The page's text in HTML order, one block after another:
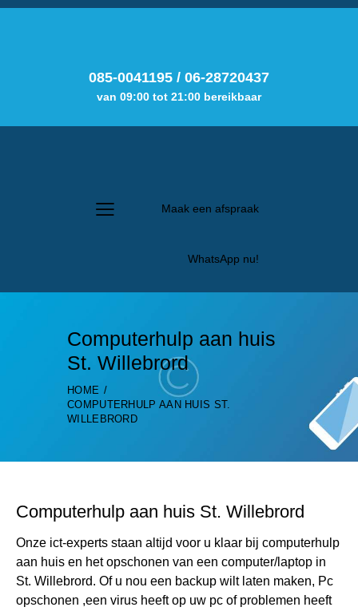
085-0041195 / 06-28720437
van 09:00 tot 21:00 bereikbaar
Maak een afspraak
WhatsApp nu!
Computerhulp aan huis
St. Willebrord
HOME
COMPUTERHULP AAN HUIS ST.
WILLEBRORD
Computerhulp aan huis St. Willebrord
Onze ict-experts staan altijd voor u klaar bij computerhulp
aan huis en het opschonen van een computer/laptop in
St. Willebrord. Of u nou een backup wilt laten maken, Pc
opschonen ,een virus heeft op uw pc of problemen heeft